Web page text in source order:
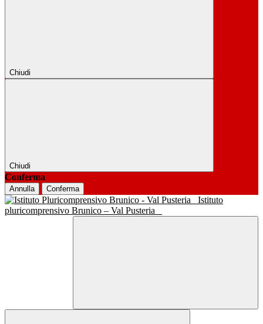
Chiudi
Chiudi
Conferma
Annulla Conferma
Istituto
pluricomprensivo Brunico – Val Pusteria